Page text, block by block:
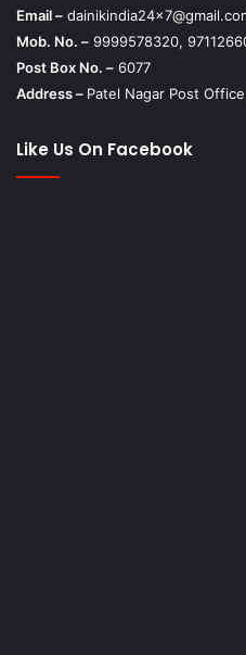
Email –
Mob. No. – 9999578320,
Post Box No. – 6077
Address – Patel Nagar Post
Like Us On Facebook